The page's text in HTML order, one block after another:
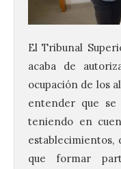
El Tribunal
acaba de
ocupación de los
entender que se
teniendo en
establecimientos,
que formar